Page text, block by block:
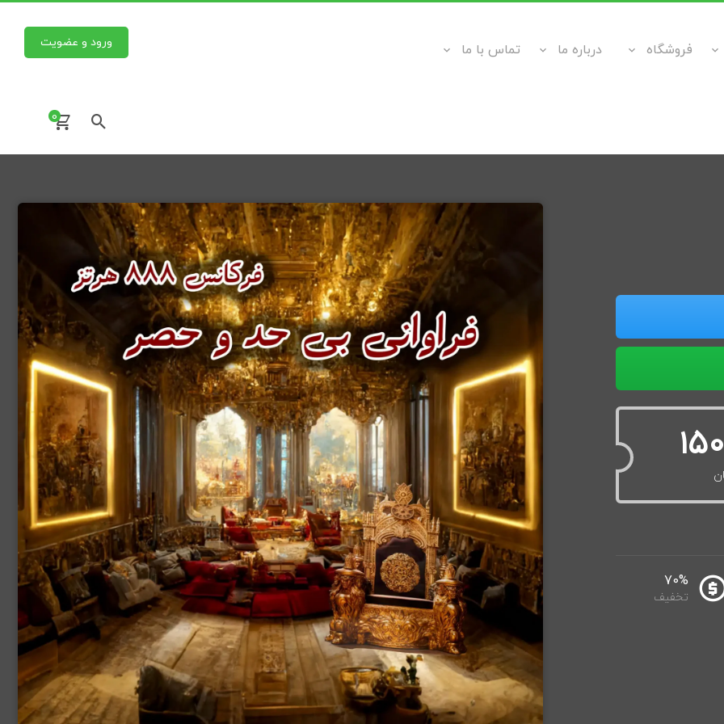
فروشگاه درباره ما تماس با ما ورود و عضویت
0
70%
تخفیف